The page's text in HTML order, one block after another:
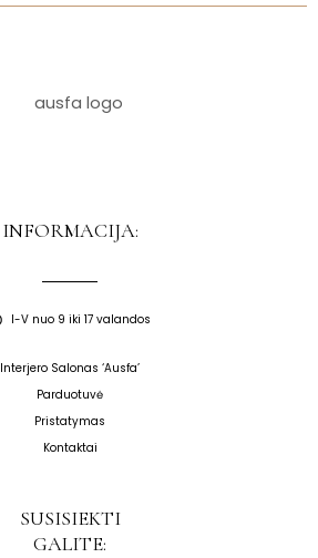
INFORMACIJA:
I-V nuo 9 iki 17 valandos
Interjero Salonas ‘Ausfa’
Parduotuvė
Pristatymas
Kontaktai
SUSISIEKTI
GALITE: